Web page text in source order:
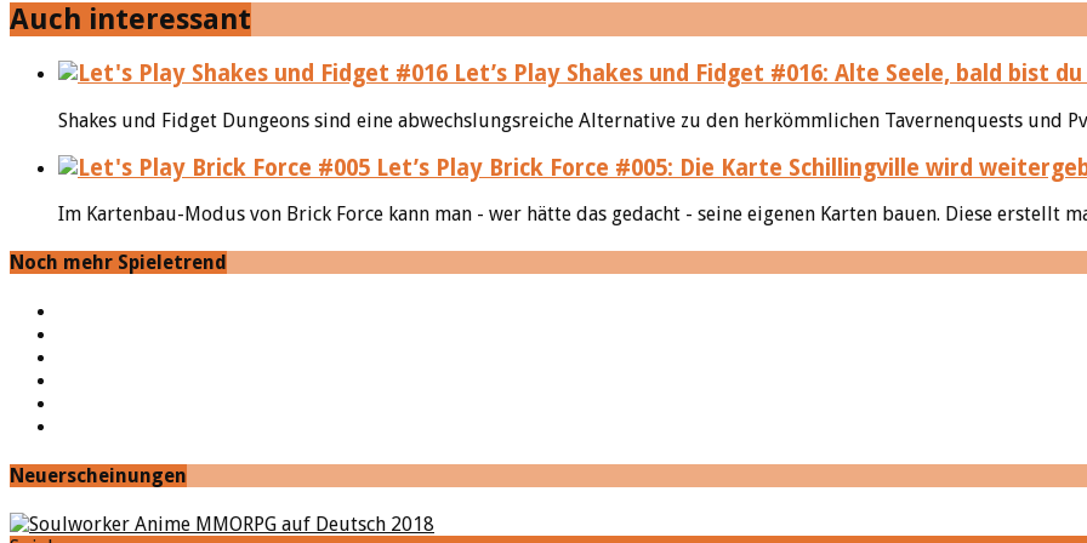
Auch interessant
Let’s Play Shakes und Fidget #016: Alte Seele, bald bist
Shakes und Fidget Dungeons sind eine abwechslungsreiche Alternative zu den herkömmlichen Tavernenquests und
Let’s Play Brick Force #005: Die Karte Schillingville wird
Im Kartenbau-Modus von Brick Force kann man - wer hätte das gedacht - seine eigenen Karten bauen. Diese erstellt
Noch mehr Spieletrend
Neuerscheinungen